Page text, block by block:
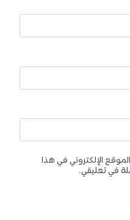
الإلكتروني في هذا
في تعليقي.